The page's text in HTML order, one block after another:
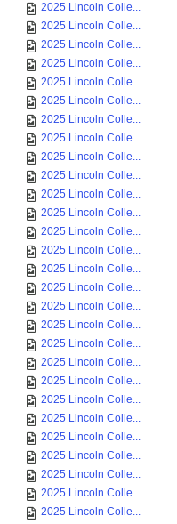
2025 Lincoln Colle...
2025 Lincoln Colle...
2025 Lincoln Colle...
2025 Lincoln Colle...
2025 Lincoln Colle...
2025 Lincoln Colle...
2025 Lincoln Colle...
2025 Lincoln Colle...
2025 Lincoln Colle...
2025 Lincoln Colle...
2025 Lincoln Colle...
2025 Lincoln Colle...
2025 Lincoln Colle...
2025 Lincoln Colle...
2025 Lincoln Colle...
2025 Lincoln Colle...
2025 Lincoln Colle...
2025 Lincoln Colle...
2025 Lincoln Colle...
2025 Lincoln Colle...
2025 Lincoln Colle...
2025 Lincoln Colle...
2025 Lincoln Colle...
2025 Lincoln Colle...
2025 Lincoln Colle...
2025 Lincoln Colle...
2025 Lincoln Colle...
2025 Lincoln Colle...